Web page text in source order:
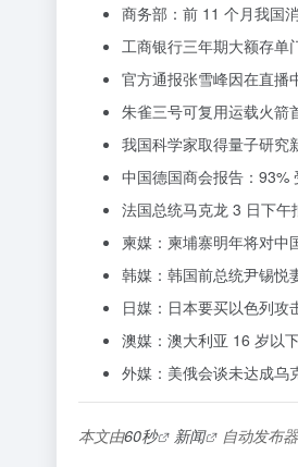
商务部：前 11 个月我国
工商银行三年期大额存单
官方通报张雪峰因在直播
朱雀三号可复用运载火箭
我国科学家取得量子研究
中国德国商会报告：93%
法国总统马克龙 3 日下
柬媒：柬埔寨明年将对中
韩媒：韩国前总统尹锡悦
日媒：日本要买以色列攻
澳媒：澳大利亚 16 岁以
外媒：美俄会谈未达成乌
本文由60秒 新闻 自动发布